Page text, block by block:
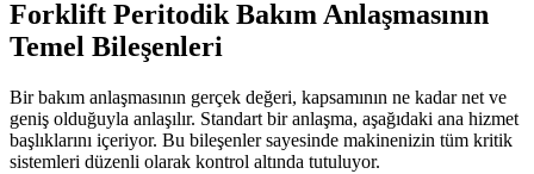
Forklift Peritodik Bakım Anlaşmasının
Temel Bileşenleri
Bir bakım anlaşmasının gerçek değeri, kapsamının ne kadar net ve
geniş olduğuyla anlaşılır. Standart bir anlaşma, aşağıdaki ana hizmet
başlıklarını içeriyor. Bu bileşenler sayesinde makinenizin tüm kritik
sistemleri düzenli olarak kontrol altında tutuluyor.